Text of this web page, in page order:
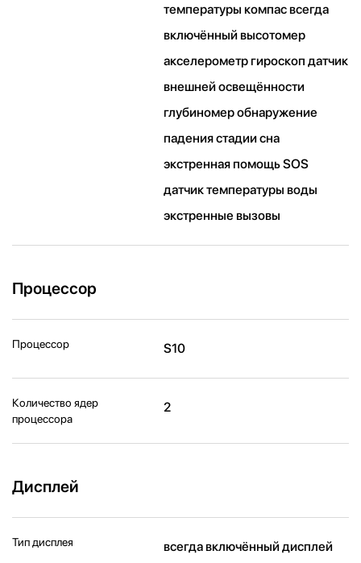
температуры компас всегда
включённый высотомер
акселерометр гироскоп датчик
внешней освещённости
глубиномер обнаружение
падения стадии сна
экстренная помощь SOS
датчик температуры воды
экстренные вызовы
Процессор
Процессор S10
Количество ядер
процессора
2
Дисплей
Тип дисплея
всегда включённый дисплей